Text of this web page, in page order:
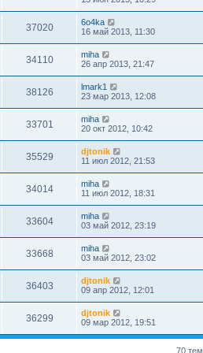
37020
6o4ka
16 май 2013, 11:30
34110
miha
26 апр 2013, 21:47
38126
lmark1
23 мар 2013, 12:08
33701
miha
20 окт 2012, 10:42
35529
djtonik
11 июл 2012, 21:53
34014
miha
11 июл 2012, 18:31
33604
miha
03 май 2012, 23:19
33668
miha
03 май 2012, 23:02
36403
djtonik
09 апр 2012, 12:01
36299
djtonik
09 мар 2012, 19:51
70 тем